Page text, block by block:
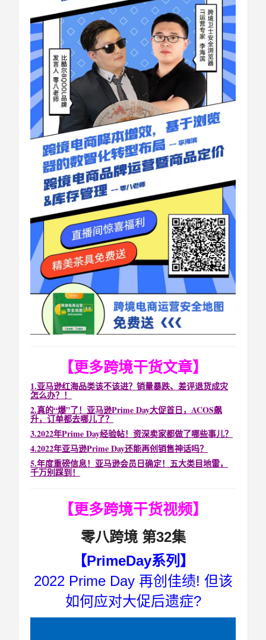
【更多跨境干货文章】
1.亚马逊红海品类该不该进？销量暴跌、差评退货成灾
怎么办？！
2.真的“爆”了！亚马逊Prime Day大促首日，ACOS飙
升，订单都去哪儿了？
3.2022年Prime Day经验帖！资深卖家都做了哪些事儿？
4.2022年亚马逊Prime Day还能再创销售神话吗？
5.年度重磅信息！亚马逊会员日确定！五大类目地雷，
千万别踩到！
【更多跨境干货视频】
零八跨境 第32集
【PrimeDay系列】
2022 Prime Day 再创佳绩! 但该
如何应对大促后遗症?